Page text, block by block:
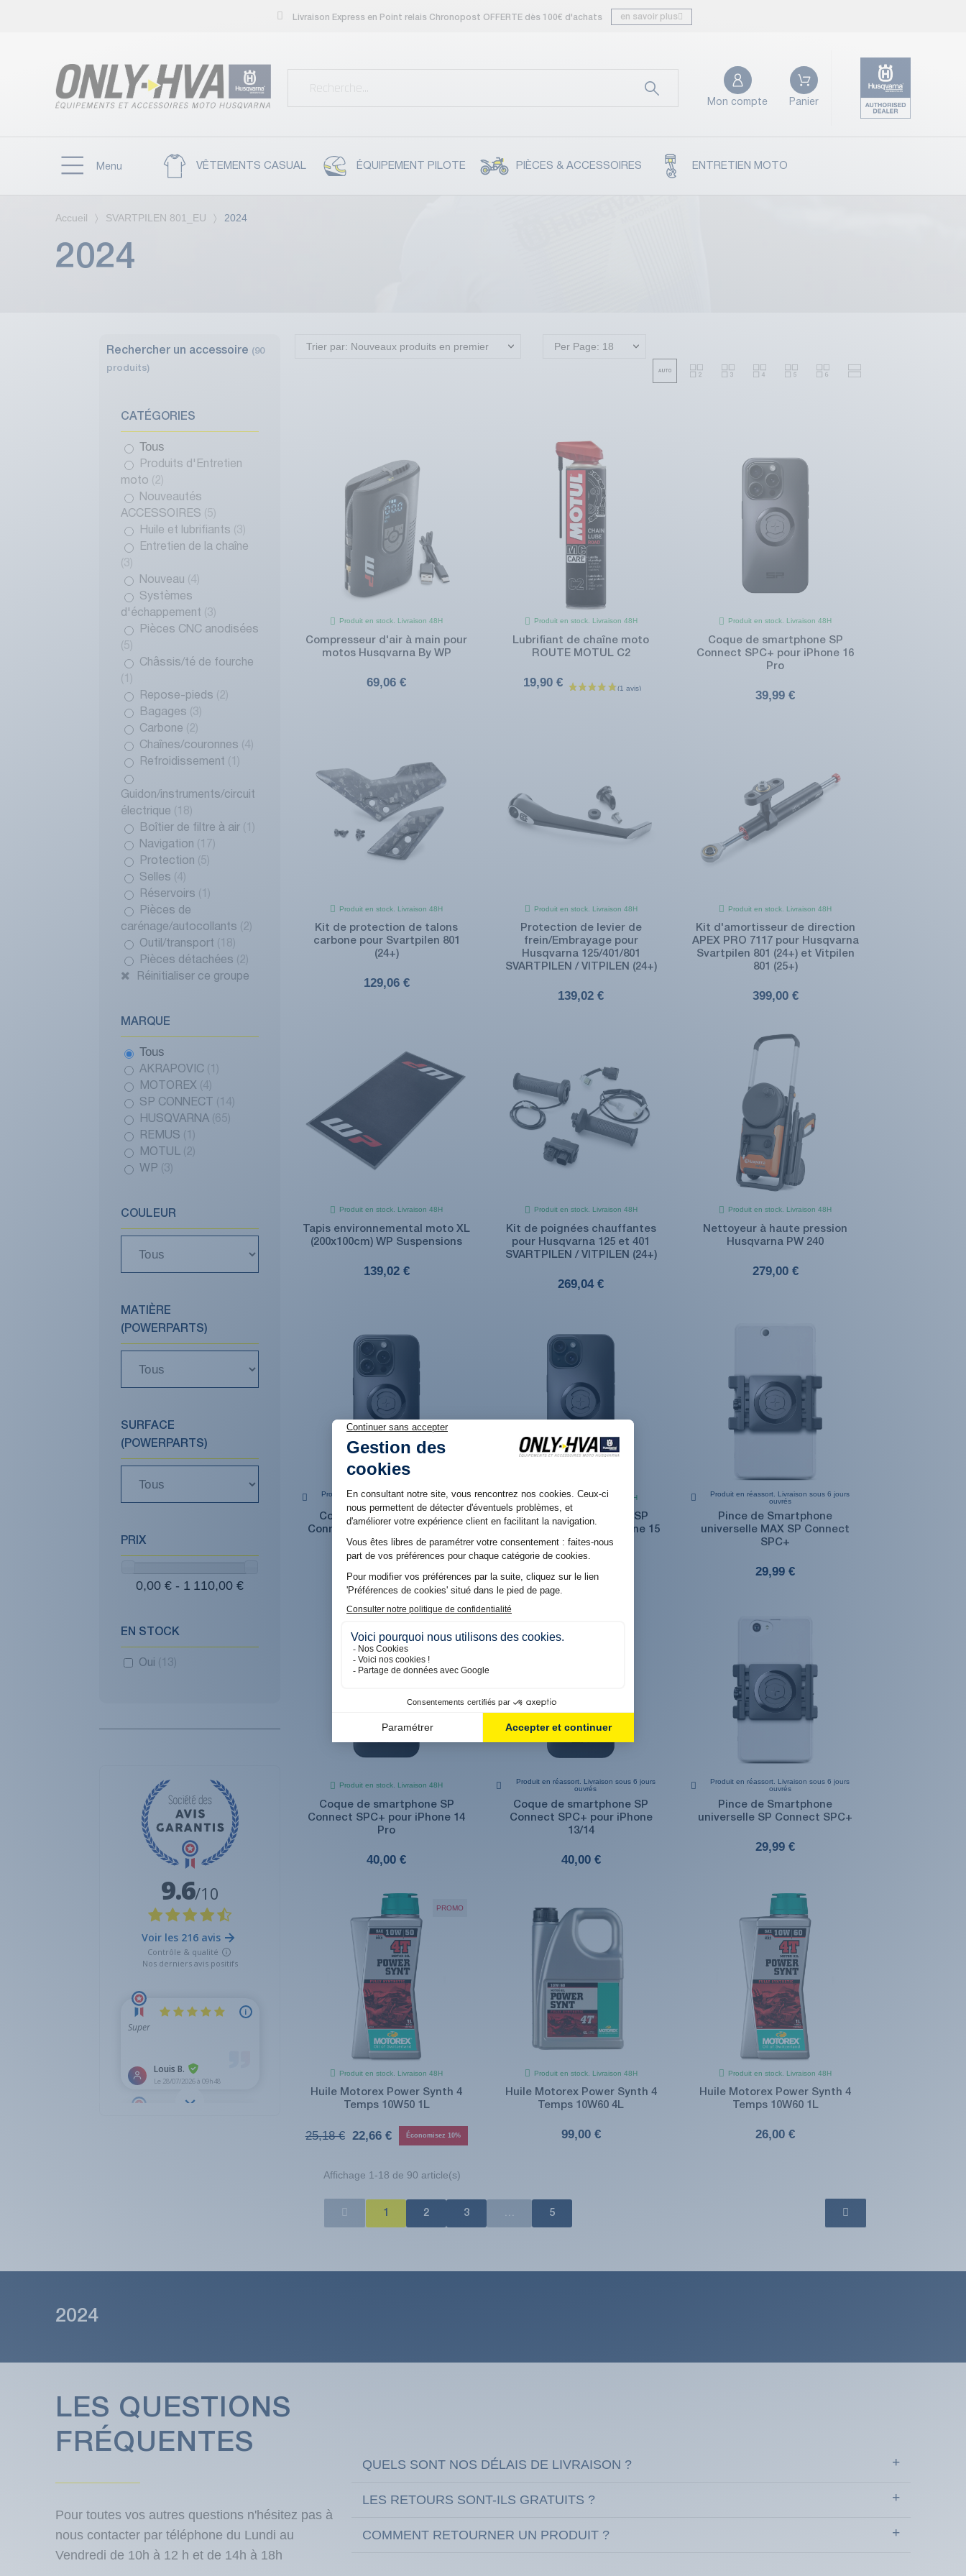
Livraison Express en Point relais Chronopost OFFERTE dès 100€ d'achats en savoir plus
Mon compte Panier
Menu VÊTEMENTS CASUAL ÉQUIPEMENT PILOTE PIÈCES & ACCESSOIRES ENTRETIEN MOTO
Accueil SVARTPILEN 801_EU 2024
2024
Rechercher un accessoire (90
produits)
CATÉGORIES
Tous
Produits d'Entretien
moto
(2)
Nouveautés
ACCESSOIRES
(5)
Huile et lubrifiants
(3)
Entretien de la chaîne
(3)
Nouveau
(4)
Systèmes
d'échappement
(3)
Pièces CNC anodisées
(5)
Châssis/té de fourche
Repose-pieds
(2)
Bagages
(3)
Carbone
(2)
Chaînes/couronnes
(4)
Refroidissement
Guidon/instruments/circuit
électrique
(18)
Boîtier de filtre à air
Navigation
(17)
Protection
(5)
Selles
(4)
Réservoirs
Pièces de
carénage/autocollants
(2)
Outil/transport
(18)
Pièces détachées
(2)
Réinitialiser ce groupe
MARQUE
Tous
AKRAPOVIC
MOTOREX
(4)
SP CONNECT
(14)
HUSQVARNA
(65)
REMUS
MOTUL
(2)
WP
(3)
COULEUR
MATIÈRE
(POWERPARTS)
SURFACE
(POWERPARTS)
PRIX
0,00 € - 1 110,00 €
EN STOCK
Oui (13)
Trier par: Nouveaux produits en premier Per Page: 18
Produit en stock. Livraison 48H
Compresseur d'air à main pour
motos Husqvarna By WP
69,06 €
Produit en stock. Livraison 48H
Lubrifiant de chaîne moto
ROUTE MOTUL C2
19,90 €
Produit en stock. Livraison 48H
Coque de smartphone SP
Connect SPC+ pour iPhone 16
Pro
39,99 €
Produit en stock. Livraison 48H
Kit de protection de talons
carbone pour Svartpilen 801
(24+)
129,06 €
Produit en stock. Livraison 48H
Protection de levier de
frein/Embrayage pour
Husqvarna 125/401/801
SVARTPILEN / VITPILEN (24+)
139,02 €
Produit en stock. Livraison 48H
Kit d'amortisseur de direction
APEX PRO 7117 pour Husqvarna
Svartpilen 801 (24+) et Vitpilen
801 (25+)
399,00 €
Produit en stock. Livraison 48H
Tapis environnemental moto XL
(200x100cm) WP Suspensions
139,02 €
Produit en stock. Livraison 48H
Kit de poignées chauffantes
pour Husqvarna 125 et 401
SVARTPILEN / VITPILEN (24+)
269,04 €
Produit en stock. Livraison 48H
Nettoyeur à haute pression
Husqvarna PW 240
279,00 €
Produit en réassort. Livraison sous 6 jours
Coque de smartphone SP
Connect SPC+ pour iPhone 15
Pro
39,99 €
Produit en stock. Livraison 48H
Coque de smartphone SP
Connect SPC+ pour iPhone 15
39,99 €
Produit en réassort. Livraison sous 6 jours
ouvrés
Pince de Smartphone
universelle MAX SP Connect
SPC+
29,99 €
Produit en stock. Livraison 48H
Coque de smartphone SP
Connect SPC+ pour iPhone 14
Pro
40,00 €
Produit en réassort. Livraison sous 6 jours
ouvrés
Coque de smartphone SP
Connect SPC+ pour iPhone
13/14
40,00 €
Produit en réassort. Livraison sous 6 jours
ouvrés
Pince de Smartphone
universelle SP Connect SPC+
29,99 €
PROMO
Produit en stock. Livraison 48H
Huile Motorex Power Synth 4
Temps 10W50 1L
25,18 € 22,66 € Économisez 10%
Produit en stock. Livraison 48H
Huile Motorex Power Synth 4
Temps 10W60 4L
99,00 €
Produit en stock. Livraison 48H
Huile Motorex Power Synth 4
Temps 10W60 1L
26,00 €
Affichage 1-18 de 90 article(s)
1 2 3 … 5
2024
LES QUESTIONS
FRÉQUENTES
Pour toutes vos autres questions n'hésitez pas à
nous contacter par téléphone du Lundi au
Vendredi de 10h à 12 h et de 14h à 18h
QUELS SONT NOS DÉLAIS DE LIVRAISON ?
LES RETOURS SONT-ILS GRATUITS ?
COMMENT RETOURNER UN PRODUIT ?